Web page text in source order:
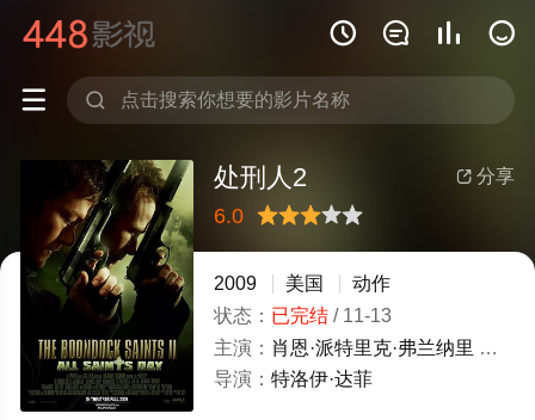
   
 
 分享
处刑人2
6.0
很差较差
还行推荐力荐
2009 美国
动作
状态： 已完结/ 11-13
主演： 肖恩·派特里克·弗兰纳里 诺曼·
导演： 特洛伊·达菲